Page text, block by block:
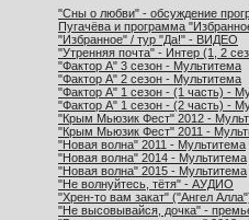
"Сны о любви" - обсуждение
Пугачёва и программа
"Избранное" / тур "Да!" - ВИДЕО
"Утренняя почта" - Интер (1, 2
"Фактор А" 3 сезон - Мультитема
"Фактор А" 2 сезон - Мультитема
"Фактор А" 1 сезон - (1 часть) -
"Фактор А" 1 сезон - (2 часть) -
"Крым Мьюзик Фест" 2012 -
"Крым Мьюзик Фест" 2011 -
"Новая волна" 2011 - Мультитема
"Новая волна" 2014 - Мультитема
"Новая волна" 2015 - Мультитема
"Не волнуйтесь, тётя" - АУДИО
"Хрен-то вам закат" ("Ангел
"Не высовывайся, дочка" -